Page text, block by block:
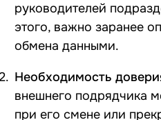
руководителей
этого, важно заранее
обмена данными.
Необходимость
внешнего подрядчика
при его смене или